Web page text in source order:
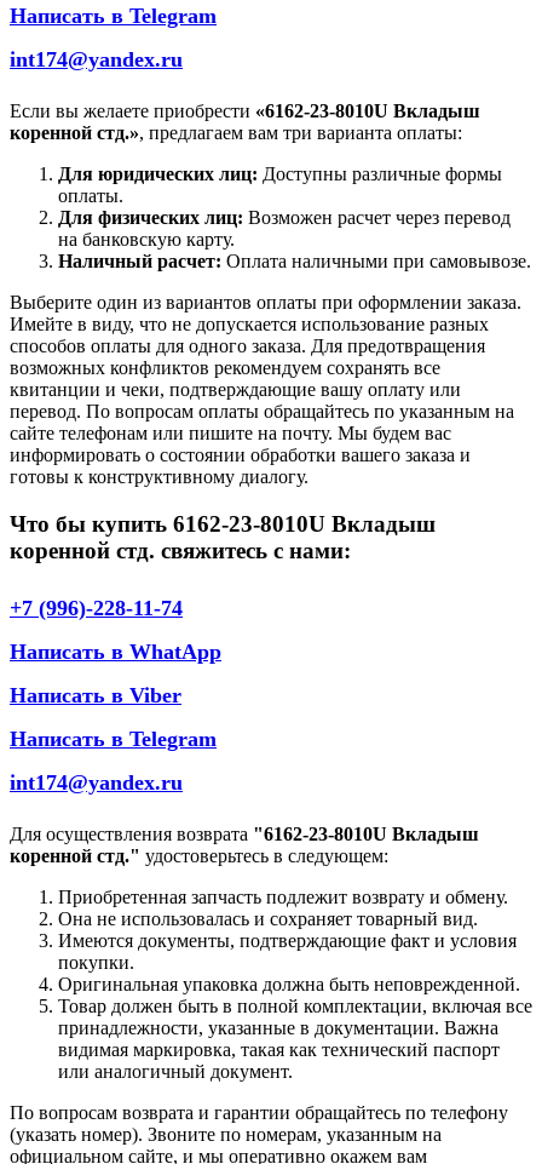
Написать в Telegram
int174@yandex.ru
Если вы желаете приобрести «6162-23-8010U Вкладыш
коренной стд.», предлагаем вам три варианта оплаты:
Для юридических лиц: Доступны различные формы
оплаты.
Для физических лиц: Возможен расчет через перевод
на банковскую карту.
Наличный расчет: Оплата наличными при самовывозе.
Выберите один из вариантов оплаты при оформлении заказа.
Имейте в виду, что не допускается использование разных
способов оплаты для одного заказа. Для предотвращения
возможных конфликтов рекомендуем сохранять все
квитанции и чеки, подтверждающие вашу оплату или
перевод. По вопросам оплаты обращайтесь по указанным на
сайте телефонам или пишите на почту. Мы будем вас
информировать о состоянии обработки вашего заказа и
готовы к конструктивному диалогу.
Что бы купить 6162-23-8010U Вкладыш
коренной стд. свяжитесь с нами:
+7 (996)-228-11-74
Написать в WhatApp
Написать в Viber
Написать в Telegram
int174@yandex.ru
Для осуществления возврата "6162-23-8010U Вкладыш
коренной стд." удостоверьтесь в следующем:
Приобретенная запчасть подлежит возврату и обмену.
Она не использовалась и сохраняет товарный вид.
Имеются документы, подтверждающие факт и условия
покупки.
Оригинальная упаковка должна быть неповрежденной.
Товар должен быть в полной комплектации, включая все
принадлежности, указанные в документации. Важна
видимая маркировка, такая как технический паспорт
или аналогичный документ.
По вопросам возврата и гарантии обращайтесь по телефону
(указать номер). Звоните по номерам, указанным на
официальном сайте, и мы оперативно окажем вам